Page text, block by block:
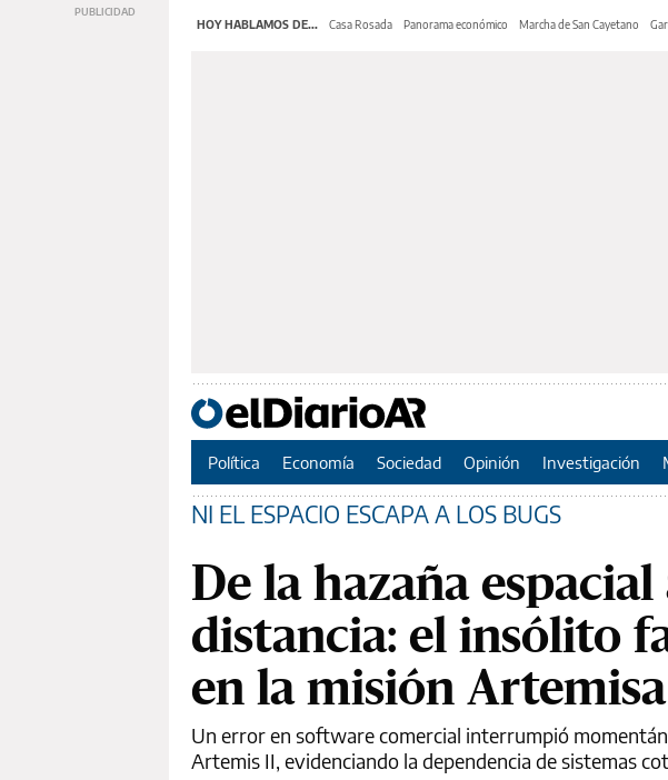
HOY HABLAMOS DE... Casa Rosada Panorama económico Marcha de San Cayetano
Política Economía Sociedad Opinión Investigación
NI EL ESPACIO ESCAPA A LOS BUGS
De la hazaña
distancia: el insólito
en la misión
Un error en software comercial interrumpió
Artemis II, evidenciando la dependencia de sistemas